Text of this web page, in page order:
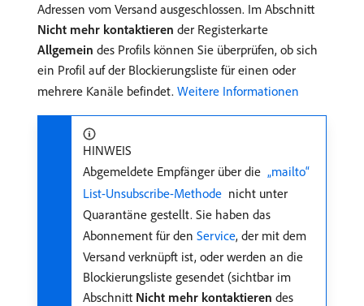
Adressen vom Versand ausgeschlossen. Im Abschnitt
Nicht mehr kontaktieren der Registerkarte
Allgemein des Profils können Sie überprüfen, ob sich
ein Profil auf der Blockierungsliste für einen oder
mehrere Kanäle befindet. Weitere Informationen
HINWEIS
Abgemeldete Empfänger über die ​ „mailto“
List-Unsubscribe-Methode ​ nicht unter
Quarantäne gestellt. Sie haben das
Abonnement für den Service, der mit dem
Versand verknüpft ist, oder werden an die
Blockierungsliste gesendet (sichtbar im
Abschnitt Nicht mehr kontaktieren des